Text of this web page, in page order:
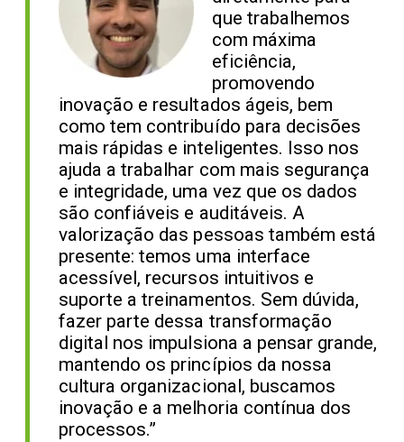
que trabalhemos
com máxima
eficiência,
promovendo
inovação e resultados ágeis, bem
como tem contribuído para decisões
mais rápidas e inteligentes. Isso nos
ajuda a trabalhar com mais segurança
e integridade, uma vez que os dados
são confiáveis e auditáveis. A
valorização das pessoas também está
presente: temos uma interface
acessível, recursos intuitivos e
suporte a treinamentos. Sem dúvida,
fazer parte dessa transformação
digital nos impulsiona a pensar grande,
mantendo os princípios da nossa
cultura organizacional, buscamos
inovação e a melhoria contínua dos
processos.”